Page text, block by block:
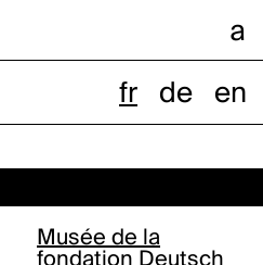
a
fr de en
Musée de la